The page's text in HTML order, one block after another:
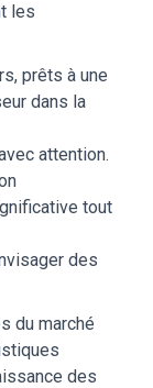
les
prêts à une
dans la
attention.
tout
des
du marché
des